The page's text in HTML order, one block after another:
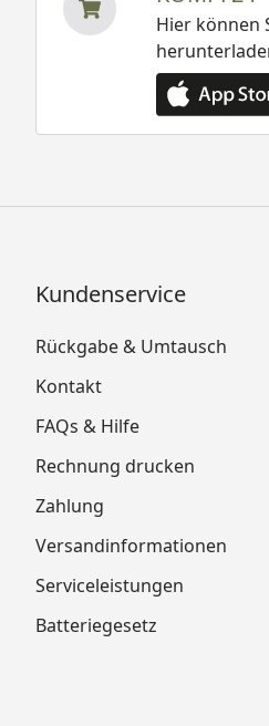
Hier können
Kundenservice
Rückgabe & Umtausch
Kontakt
FAQs & Hilfe
Rechnung drucken
Zahlung
Versandinformationen
Serviceleistungen
Batteriegesetz